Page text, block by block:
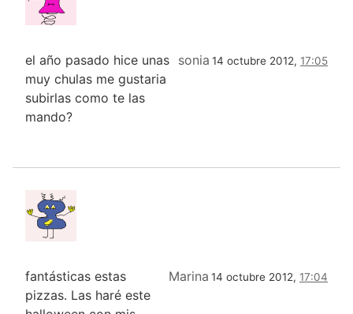
sonia 14 octubre 2012, 17:05
el año pasado hice unas
muy chulas me gustaria
subirlas como te las
mando?
Marina 14 octubre 2012, 17:04
fantásticas estas
pizzas. Las haré este